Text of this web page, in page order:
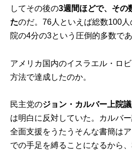
してその後の3週間ほどで、その
たのだ。76人といえば総数100
院の4分の3という圧倒的多数であ
アメリカ国内のイスラエル・ロ
方法で達成したのか。
民主党のジョン・カルバー上院
は明白に反対していた。カルバ
全面支援をうたうそんな書簡は
での手足を縛ることになるから